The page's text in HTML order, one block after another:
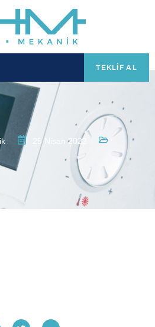
TEKLIF AL
25 Nisan 2022